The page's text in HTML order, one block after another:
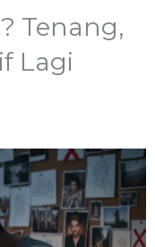
Tenang,
Lagi